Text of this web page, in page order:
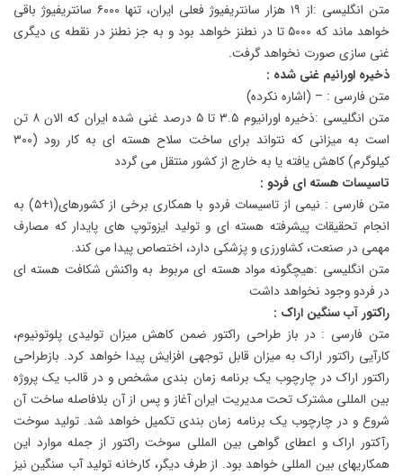
متن انگلیسی :از ۱۹ هزار سانتریفیوژ فعلی ایران، تنها ۶۰۰۰ سانتریفیوژ باقی
خواهد ماند که ۵۰۰۰ تا در نطنز خواهد بود و به جز نطنز در نقطه ی دیگری
غنی سازی صورت نخواهد گرفت.
ذخیره اورانیم غنی شده :
متن فارسی : – (اشاره نکرده)
متن انگلیسی :ذخیره اورانیوم ۳.۵ تا ۵ درصد غنی شده ایران که الان ۸ تن
است به میزانی که نتواند برای ساخت سلاح هسته ای به کار رود (۳۰۰
کیلوگرم) کاهش یافته یا به خارج از کشور منتقل می گردد
تاسیسات هسته ای فردو :
متن فارسی : نیمی از تاسیسات فردو با همکاری برخی از کشورهای(۱+۵) به
انجام تحقیقات پیشرفته هسته ای و تولید ایزوتوپ های پایدار که مصارف
مهمی در صنعت، کشاورزی و پزشکی دارد، اختصاص پیدا می کند.
متن انگلیسی :هیچگونه مواد هسته ای مربوط به واکنش شکافت هسته ای
در فردو وجود نخواهد داشت
راکتور آب سنگین اراک :
متن فارسی : در باز طراحی راکتور ضمن کاهش میزان تولیدی پلوتونیوم،
کارآیی راکتور اراک به میزان قابل توجهی افزایش پیدا خواهد کرد. بازطراحی
راکتور اراک در چارچوب یک برنامه زمان بندی مشخص و در قالب یک پروژه
بین المللی مشترک تحت مدیریت ایران آغاز و پس از آن بلافاصله ساخت آن
شروع و در چارچوب یک برنامه زمان بندی تکمیل خواهد شد. تولید سوخت
رآکتور اراک و اعطای گواهی بین المللی سوخت راکتور از جمله موارد این
همکاریهای بین المللی خواهد بود. از طرف دیگر، کارخانه تولید آب سنگین نیز